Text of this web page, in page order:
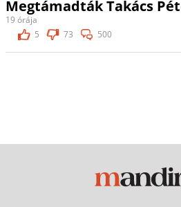
Megtámadták Takács
19 órája
5
73 500